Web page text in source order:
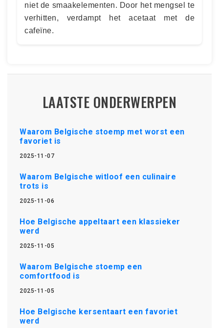
niet de smaakelementen. Door het mengsel te
verhitten, verdampt het acetaat met de
cafeïne.
LAATSTE ONDERWERPEN
Waarom Belgische stoemp met worst een
favoriet is
2025-11-07
Waarom Belgische witloof een culinaire
trots is
2025-11-06
Hoe Belgische appeltaart een klassieker
werd
2025-11-05
Waarom Belgische stoemp een
comfortfood is
2025-11-05
Hoe Belgische kersentaart een favoriet
werd